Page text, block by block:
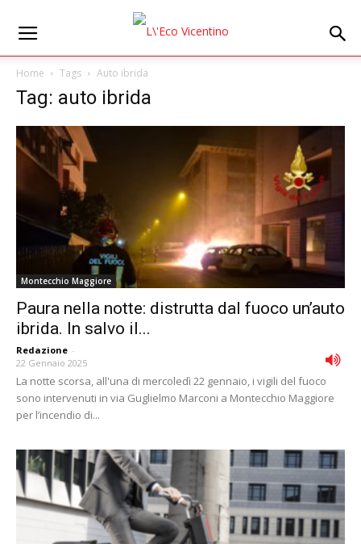
Home Tags Auto ibrida
Tag: auto ibrida
Montecchio Maggiore
Paura nella notte: distrutta dal fuoco un’auto
ibrida. In salvo il...
Redazione -
22 Gennaio 2025
La notte scorsa, all'una di mercoledì 22 gennaio, i vigili del fuoco
sono intervenuti in via Guglielmo Marconi a Montecchio Maggiore
per l’incendio di...